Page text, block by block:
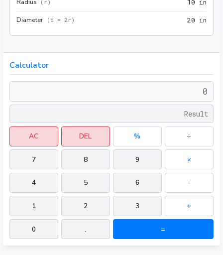
Radius ( r ) 10 in
Diameter ( d = 2r ) 20 in
Calculator
AC DEL % ÷
7 8 9 ×
4 5 6 -
1 2 3 +
0 . =